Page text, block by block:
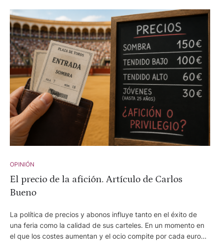
en directo. Ensalada a viva voz con algunos de los
comentaristas. Gente con negocios del toro, repartiendo
verdad e independencia... Estupendo.
OPINIÓN
El precio de la afición. Artículo de Carlos
Bueno
La política de precios y abonos influye tanto en el éxito de
una feria como la calidad de sus carteles. En un momento en
el que los costes aumentan y el ocio compite por cada euro